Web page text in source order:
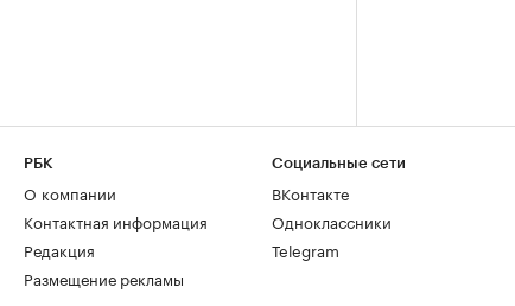
РБК
О компании
Контактная информация
Редакция
Размещение рекламы
Социальные сети
ВКонтакте
Одноклассники
Telegram